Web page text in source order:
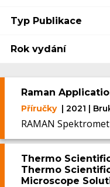
Typ Publikace
Rok vydání
Raman
Příručky | 2021 |
RAMAN
Thermo
Thermo
Microscope